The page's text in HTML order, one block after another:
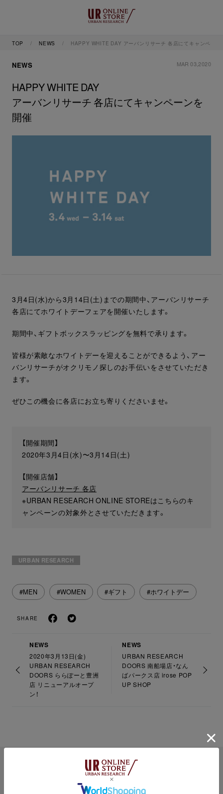
TOP NEWS HAPPY WHITE DAY アーバンリサーチ 各店にてキャンペーン
NEWS MAR 03,2020
HAPPY WHITE DAY
アーバンリサーチ 各店にてキャンペーンを
開催
3月4日(水)から3月14日(土)までの期間中、アーバンリサーチ
各店にてホワイトデーフェアを開催いたします。
期間中、ギフトボックスラッピングを無料で承ります。
皆様が素敵なホワイトデーを迎えることができるよう、アー
バンリサーチがオクリモノ探しのお手伝いをさせていただき
ます。
ぜひこの機会に各店にお立ち寄りくださいませ。
【開催期間】
2020年3月4日(水)〜3月14日(土)
【開催店舗】
アーバンリサーチ 各店
※URBAN RESEARCH ONLINE STOREはこちらのキ
ャンペーンの対象外とさせていただきます。
URBAN RESEARCH
#MEN #WOMEN #ギフト #ホワイトデー
SHARE
NEWS
2020年3月13日(金)
URBAN RESEARCH
DOORS ららぽーと豊洲
店 リニューアルオープ
ン！
NEWS
URBAN RESEARCH
DOORS 南船場店・なん
ばパークス店 irose POP
UP SHOP